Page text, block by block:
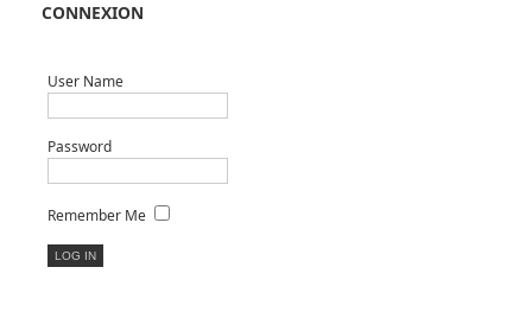
CONNEXION
User Name
Password
Remember Me